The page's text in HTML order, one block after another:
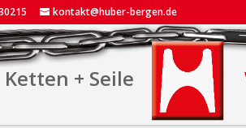
kontakt@huber-bergen.de
Ketten + Seile